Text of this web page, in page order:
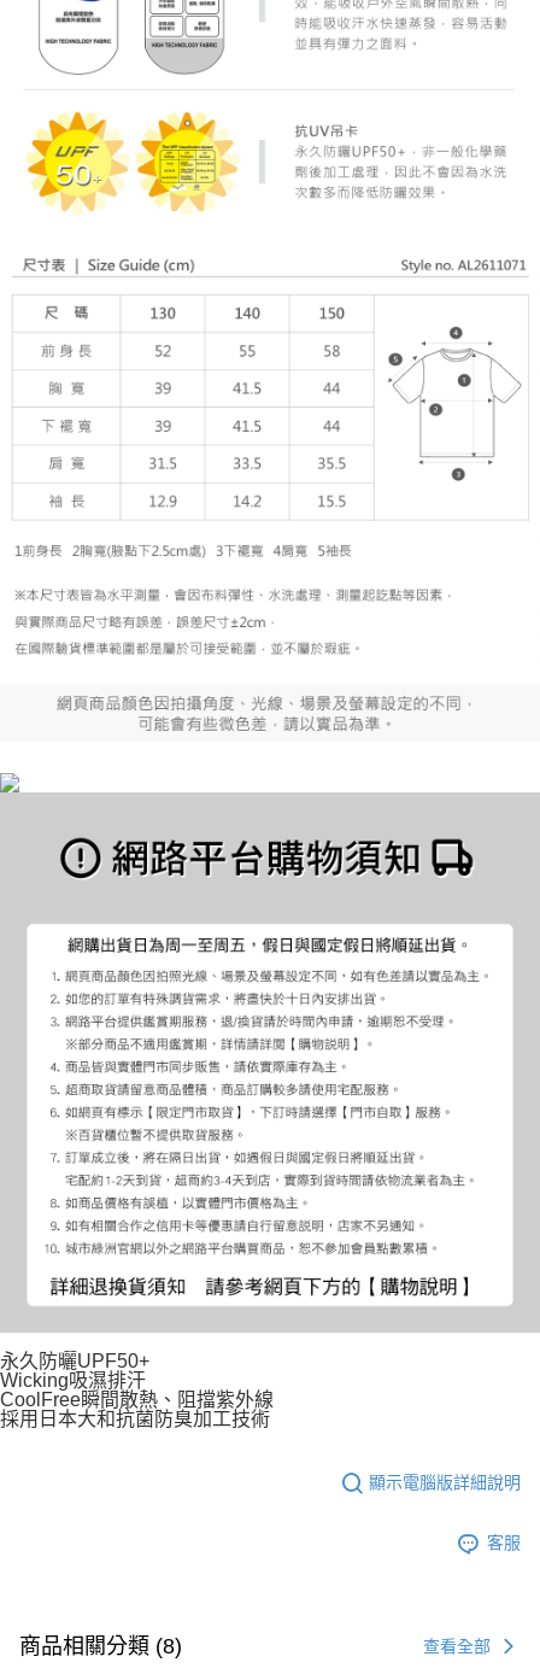
永久防曬UPF50+
Wicking吸濕排汗
CoolFree瞬間散熱、阻擋紫外線
採用日本大和抗菌防臭加工技術
顯示電腦版詳細說明
客服
商品相關分類 (8) 查看全部